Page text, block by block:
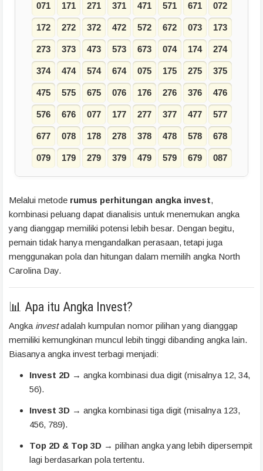
071 171 271 371 471 571 671 072
172 272 372 472 572 672 073 173
273 373 473 573 673 074 174 274
374 474 574 674 075 175 275 375
475 575 675 076 176 276 376 476
576 676 077 177 277 377 477 577
677 078 178 278 378 478 578 678
079 179 279 379 479 579 679 087
Melalui metode rumus perhitungan angka invest,
kombinasi peluang dapat dianalisis untuk menemukan angka
yang dianggap memiliki potensi lebih besar. Dengan begitu,
pemain tidak hanya mengandalkan perasaan, tetapi juga
menggunakan pola dan hitungan dalam memilih angka North
Carolina Day.
📊 Apa itu Angka Invest?
Angka investadalah kumpulan nomor pilihan yang dianggap
memiliki kemungkinan muncul lebih tinggi dibanding angka lain.
Biasanya angka invest terbagi menjadi:
Invest 2D → angka kombinasi dua digit (misalnya 12, 34,
56).
Invest 3D → angka kombinasi tiga digit (misalnya 123,
456, 789).
Top 2D & Top 3D → pilihan angka yang lebih dipersempit
lagi berdasarkan pola tertentu.